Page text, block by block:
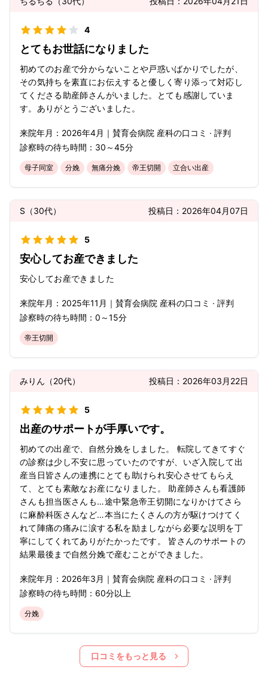
4
とてもお世話になりました
初めてのお産で分からないことや戸惑いばかりでしたが、
その気持ちを素直にお伝えすると優しく寄り添って対応し
てくださる助産師さんがいました。とても感謝していま
す。ありがとうございました。
来院年月： 2026年4月 ｜ 賛育会病院 産科の口コミ · 評判
診察時の待ち時間： 30～45分
母子同室 分娩 無痛分娩 帝王切開 立合い出産
S （30代） 投稿日： 2026年04月07日
5
安心してお産できました
安心してお産できました
来院年月： 2025年11月 ｜ 賛育会病院 産科の口コミ · 評判
診察時の待ち時間： 0～15分
帝王切開
みりん （20代） 投稿日： 2026年03月22日
5
出産のサポートが手厚いです。
初めての出産で、自然分娩をしました。 転院してきてすぐ
の診察は少し不安に思っていたのですが、いざ入院して出
産当日皆さんの連携にとても助けられ安心させてもらえ
て、とても素敵なお産になりました。 助産師さんも看護師
さんも担当医さんも…途中緊急帝王切開になりかけてさら
に麻酔科医さんなど…本当にたくさんの方が駆けつけてく
れて陣痛の痛みに涙する私を励ましながら必要な説明を丁
寧にしてくれてありがたかったです。 皆さんのサポートの
結果最後まで自然分娩で産むことができました。
来院年月： 2026年3月 ｜ 賛育会病院 産科の口コミ · 評判
診察時の待ち時間： 60分以上
分娩
口コミをもっと見る